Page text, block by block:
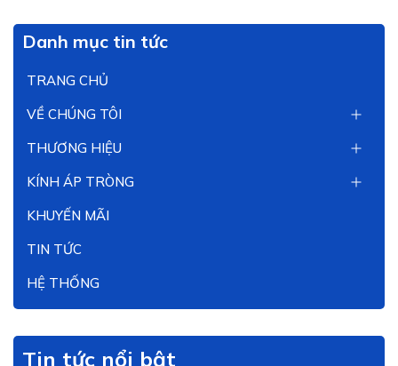
Danh mục tin tức
TRANG CHỦ
VỀ CHÚNG TÔI
THƯƠNG HIỆU
KÍNH ÁP TRÒNG
KHUYẾN MÃI
TIN TỨC
HỆ THỐNG
Tin tức nổi bật